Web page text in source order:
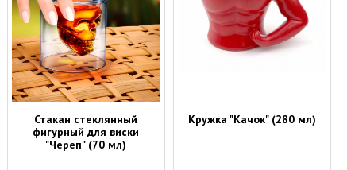
Стакан стеклянный
фигурный для виски
"Череп" (70 мл)
Кружка "Качок" (280 мл)